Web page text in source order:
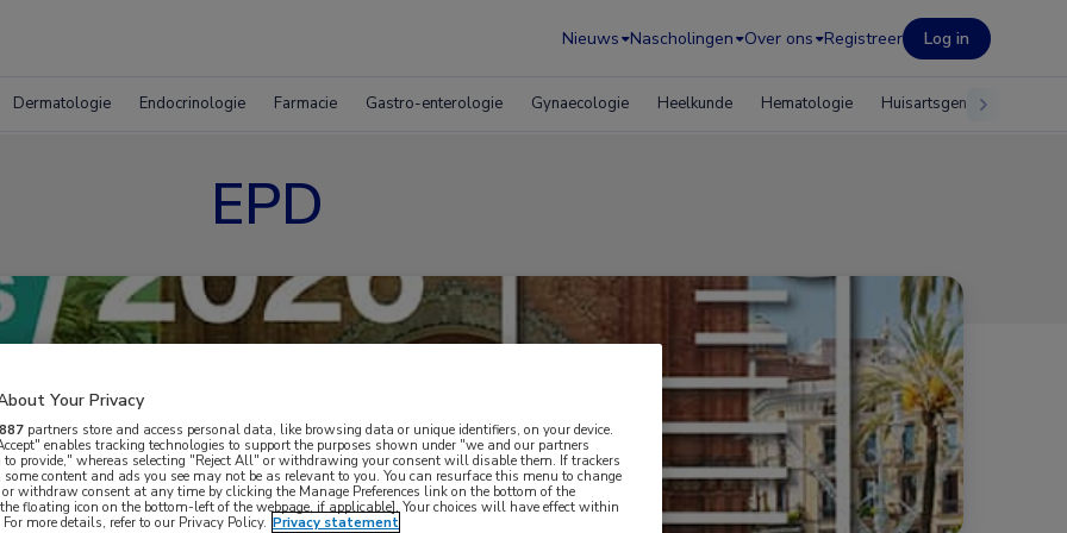
Nieuws Nascholingen Over ons Registreer Log in
Dermatologie Endocrinologie Farmacie Gastro-enterologie Gynaecologie Heelkunde Hematologie Huisartsgeneeskunde
EPD
Your Privacy
887 partners store and access personal data, like browsing data or unique identifiers, on your device.
enables tracking technologies to support the purposes shown under "we and our partners
to provide," whereas selecting "Reject All" or withdrawing your consent will disable them. If trackers
some content and ads you see may not be as relevant to you. You can resurface this menu to change
or withdraw consent at any time by clicking the Manage Preferences link on the bottom of the
floating icon on the bottom-left of the webpage, if applicable]. Your choices will have effect within
more details, refer to our Privacy Policy. Privacy statement